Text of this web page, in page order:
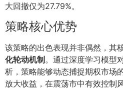
大回撤仅为27.79%。
策略核心优势
该策略的出色表现并非偶然，其
化轮动机制。通过深度学习模型
析，策略能够动态捕捉期权市场
放大收益，在震荡市中有效控制